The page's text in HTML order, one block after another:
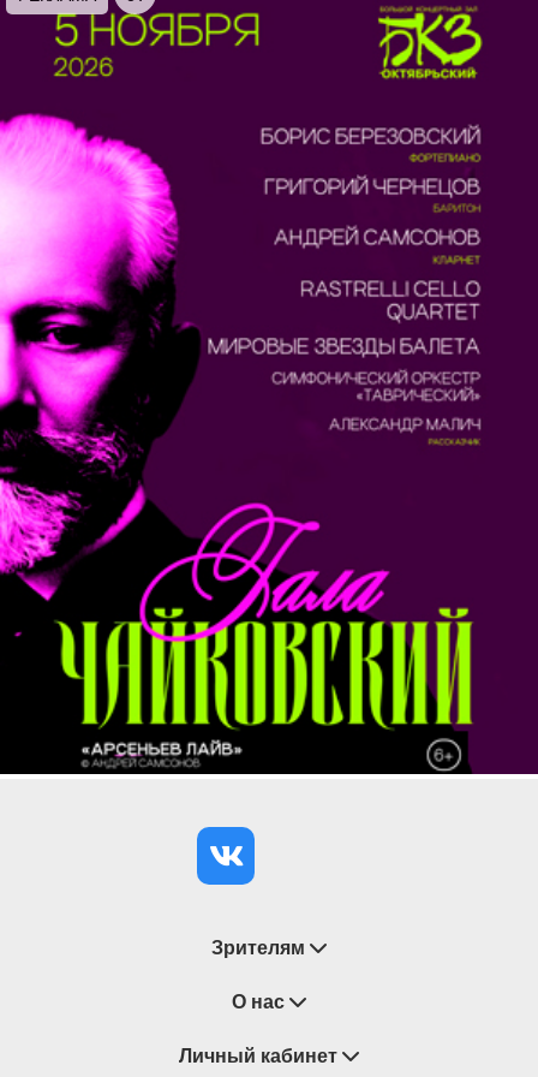
действующие лица – принцесса Одетта,
влюбленный принц Зигфрид, а также злой колдун
Ротбард. Атмосфера волшебного действа не
Труппа:
СПб театр балета им. П.И. Чайковского.
Худ. Руководитель – Елизавета Меньшикова
Музыка:П.И. Чайковский
Постановка:
При редакции худ.рук.Е.Меньшиковой
Балет проходит в сопровождении
симфонического оркестра
Зрителям
Восстановление билетов
Замена / Отмена / Перенос мероприятий
О нас
О компании
Личный кабинет